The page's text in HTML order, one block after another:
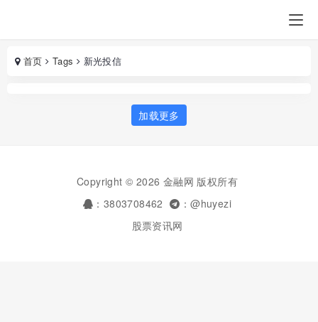
首页 Tags 新光投信
加载更多
Copyright © 2026 金融网 版权所有
：3803708462
：@huyezi
股票资讯网